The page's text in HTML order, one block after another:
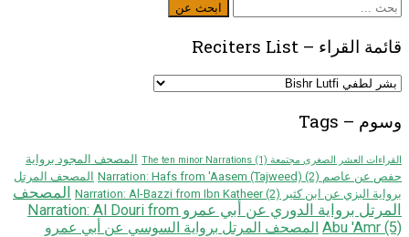
ابحث
عن
ابحث عن
قائمة القراء – Reciters List
قائمة
Reciters
List
وسوم – Tags
القراءات العشر الصغرى مجتمعة The ten minor Narrations (1)
المصحف المجود برواية
حفص عن عاصم Narration: Hafs from 'Aasem (Tajweed) (2)
المصحف المرتل
برواية البزي عن ابن كثير Narration: Al-Bazzi from Ibn Katheer (2)
المصحف
المرتل برواية الدوري عن أبي عمرو Narration: Al Douri from
Abu 'Amr (5)
المصحف المرتل برواية السوسي عن أبي عمرو